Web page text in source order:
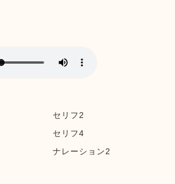
セリフ2
セリフ4
ナレーション2